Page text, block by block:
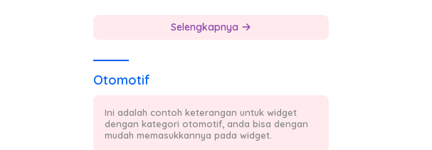
Selengkapnya
Otomotif
Ini adalah contoh keterangan untuk widget
dengan kategori otomotif, anda bisa dengan
mudah memasukkannya pada widget.